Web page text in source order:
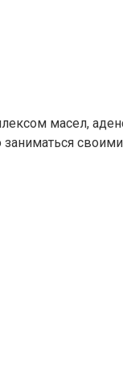
масел,
заниматься